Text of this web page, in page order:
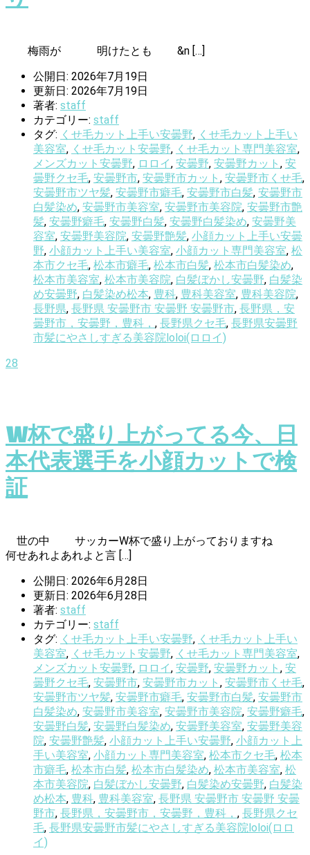
梅雨が 明けたとも &n […]
公開日: 2026年7月19日
更新日: 2026年7月19日
著者: staff
カテゴリー: staff
タグ: くせ毛カット上手い安曇野, くせ毛カット上手い
美容室, くせ毛カット安曇野, くせ毛カット専門美容室,
メンズカット安曇野, ロロイ, 安曇野, 安曇野カット , 安
曇野クセ毛, 安曇野市, 安曇野市カット , 安曇野市くせ毛,
安曇野市ツヤ髪, 安曇野市癖毛, 安曇野市白髪, 安曇野市
白髪染め, 安曇野市美容室, 安曇野市美容院, 安曇野市艶
髪, 安曇野癖毛, 安曇野白髪, 安曇野白髪染め, 安曇野美
容室, 安曇野美容院, 安曇野艶髪, 小顔カット上手い安曇
野, 小顔カット上手い美容室, 小顔カット専門美容室, 松
本市クセ毛, 松本市癖毛, 松本市白髪, 松本市白髪染め,
松本市美容室, 松本市美容院, 白髪ぼかし安曇野, 白髪染
め安曇野, 白髪染め松本, 豊科, 豊科美容室, 豊科美容院,
長野県, 長野県 安曇野市 安曇野 安曇野市, 長野県，安
曇野市，安曇野，豊科， , 長野県クセ毛, 長野県安曇野
市髪にやさしすぎる美容院loloi(ロロイ)
28
W杯で盛り上がってる今、日
本代表選手を小顔カットで検
証
世の中 サッカーW杯で盛り上がっておりますね
何せあれよあれよと言 […]
公開日: 2026年6月28日
更新日: 2026年6月28日
著者: staff
カテゴリー: staff
タグ: くせ毛カット上手い安曇野, くせ毛カット上手い
美容室, くせ毛カット安曇野, くせ毛カット専門美容室,
メンズカット安曇野, ロロイ, 安曇野, 安曇野カット , 安
曇野クセ毛, 安曇野市, 安曇野市カット , 安曇野市くせ毛,
安曇野市ツヤ髪, 安曇野市癖毛, 安曇野市白髪, 安曇野市
白髪染め, 安曇野市美容室, 安曇野市美容院, 安曇野癖毛,
安曇野白髪, 安曇野白髪染め, 安曇野美容室, 安曇野美容
院, 安曇野艶髪, 小顔カット上手い安曇野, 小顔カット上
手い美容室, 小顔カット専門美容室, 松本市クセ毛, 松本
市癖毛, 松本市白髪, 松本市白髪染め, 松本市美容室, 松
本市美容院, 白髪ぼかし安曇野, 白髪染め安曇野, 白髪染
め松本, 豊科, 豊科美容室, 長野県 安曇野市 安曇野 安曇
野市, 長野県，安曇野市，安曇野，豊科， , 長野県クセ
毛, 長野県安曇野市髪にやさしすぎる美容院loloi(ロロ
イ)